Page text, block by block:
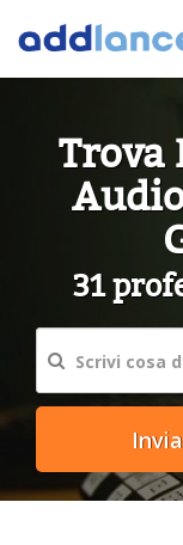
Trova
31